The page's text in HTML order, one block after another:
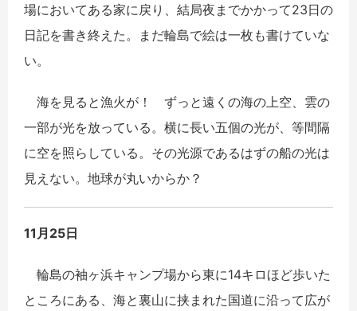
場においてある家に戻り、結局夜までかかって23日の
日記を書き終えた。まだ輪島で絵は一枚も書けていな
い。
海を見ると漁火が！ ずっと遠くの海の上空、雲の
一部が光を放っている。横に長い五個の光が、等間隔
に空を照らしている。その光源であるはずの船の光は
見えない。地球が丸いからか？
11月25日
輪島の袖ヶ浜キャンプ場から東に14キロほど歩いた
ところにある、海と裏山に挟まれた国道に沿って広が